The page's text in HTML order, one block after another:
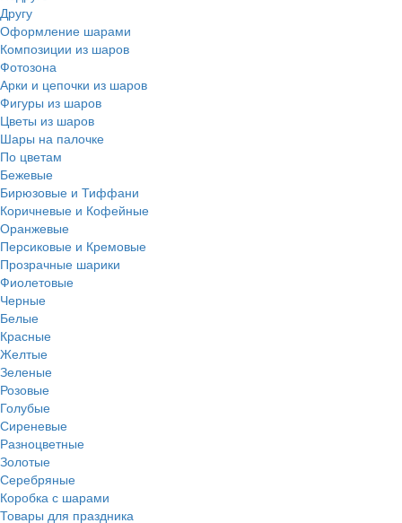
Другу
Оформление шарами
Композиции из шаров
Фотозона
Арки и цепочки из шаров
Фигуры из шаров
Цветы из шаров
Шары на палочке
По цветам
Бежевые
Бирюзовые и Тиффани
Коричневые и Кофейные
Оранжевые
Персиковые и Кремовые
Прозрачные шарики
Фиолетовые
Черные
Белые
Красные
Желтые
Зеленые
Розовые
Голубые
Сиреневые
Разноцветные
Золотые
Серебряные
Коробка с шарами
Товары для праздника